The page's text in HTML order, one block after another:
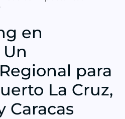
en
para
La Cruz,
Caracas